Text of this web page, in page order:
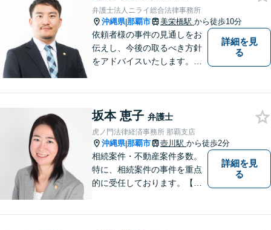
弁護士法人ニライ総合法律事務所
沖縄県|那覇市 美栄橋駅 から徒歩10分
依頼者様の事件の見通しをお
伝えし、今後の取るべき方針
をアドバイスいたします。徹
詳細を見
る
坂本 恵子 弁護士
虎ノ門法律経済事務所 那覇支店
沖縄県|那覇市 壺川駅 から徒歩2分
相続案件・不動産案件多数。
特に、相続案件の事件を重点
的に受任しております。【初
詳細を見
る